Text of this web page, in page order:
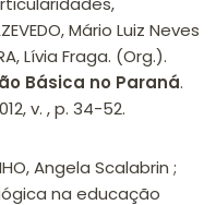
Mário Luiz Neves
Lívia Fraga. (Org.).
Básica no Paraná.
v. , p. 34-52.
Angela Scalabrin ;
na educação